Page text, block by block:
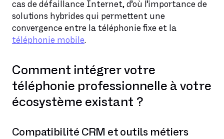
cas de défaillance Internet, d’où l’importance de
solutions hybrides qui permettent une
convergence entre la téléphonie fixe et la
téléphonie mobile.
Comment intégrer votre
téléphonie professionnelle à votre
écosystème existant ?
Compatibilité CRM et outils métiers